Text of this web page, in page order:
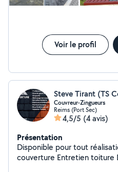
(gouttières, chéneaux, raccords
de fuites ou d'infiltrations
Voir le profil
Steve Tirant (TS
Couvreur-Zingueurs
Reims (Port Sec)
4,5/5 (4 avis)
Présentation
Disponible pour tout
couverture Entretien toiture Demoussage toiture Pose